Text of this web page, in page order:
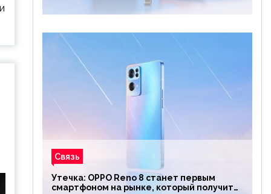
Связь
Утечка: OPPO Reno 8 станет первым
смартфоном на рынке, который получит